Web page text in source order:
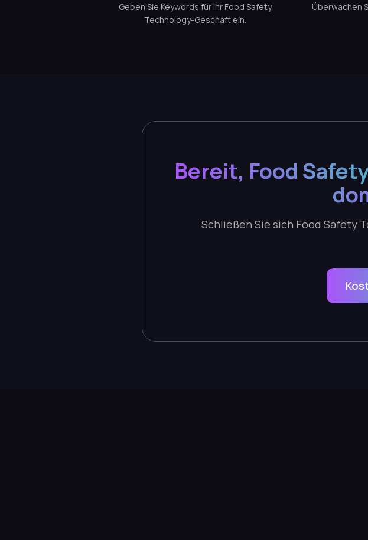
Geben Sie Keywords für Ihr Food Safety
Technology-Geschäft ein.
Überwachen
Bereit, Food
Schließen Sie sich Food Safety